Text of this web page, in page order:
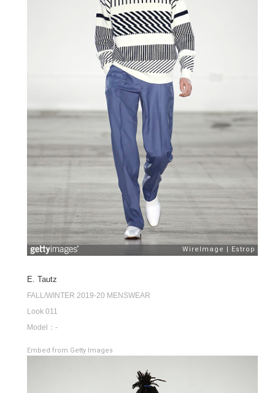
E. Tautz
FALL/WINTER 2019-20 MENSWEAR
Look 011
Model：-
Embed from Getty Images